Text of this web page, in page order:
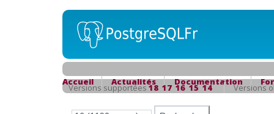
Accueil Actualités Documentation
Versions supportées18 17 16 15 14 Versions